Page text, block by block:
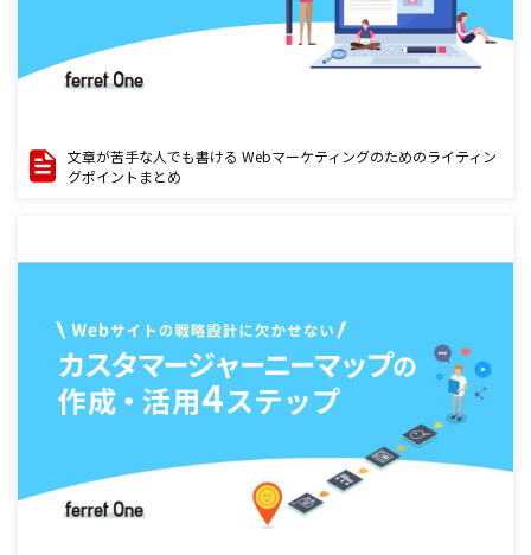
文章が苦手な人でも書ける Webマーケティングのためのライティン
グポイントまとめ